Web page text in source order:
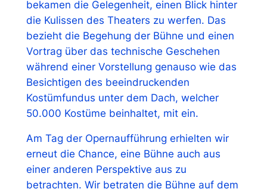
bekamen die Gelegenheit, einen Blick hinter
die Kulissen des Theaters zu werfen. Das
bezieht die Begehung der Bühne und einen
Vortrag über das technische Geschehen
während einer Vorstellung genauso wie das
Besichtigen des beeindruckenden
Kostümfundus unter dem Dach, welcher
50.000 Kostüme beinhaltet, mit ein.
Am Tag der Opernaufführung erhielten wir
erneut die Chance, eine Bühne auch aus
einer anderen Perspektive aus zu
betrachten. Wir betraten die Bühne auf dem